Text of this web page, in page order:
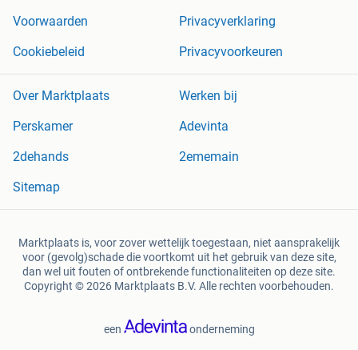
Voorwaarden
Privacyverklaring
Cookiebeleid
Privacyvoorkeuren
Over Marktplaats
Werken bij
Perskamer
Adevinta
2dehands
2ememain
Sitemap
Marktplaats is, voor zover wettelijk toegestaan, niet aansprakelijk
voor (gevolg)schade die voortkomt uit het gebruik van deze site,
dan wel uit fouten of ontbrekende functionaliteiten op deze site.
Copyright © 2026 Marktplaats B.V. Alle rechten voorbehouden.
een onderneming